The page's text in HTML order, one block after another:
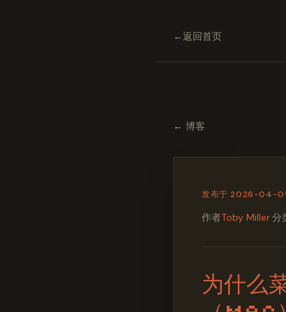
←返回首页
← 博客
发布于 2026-04-01
作者Toby Miller分
为什么